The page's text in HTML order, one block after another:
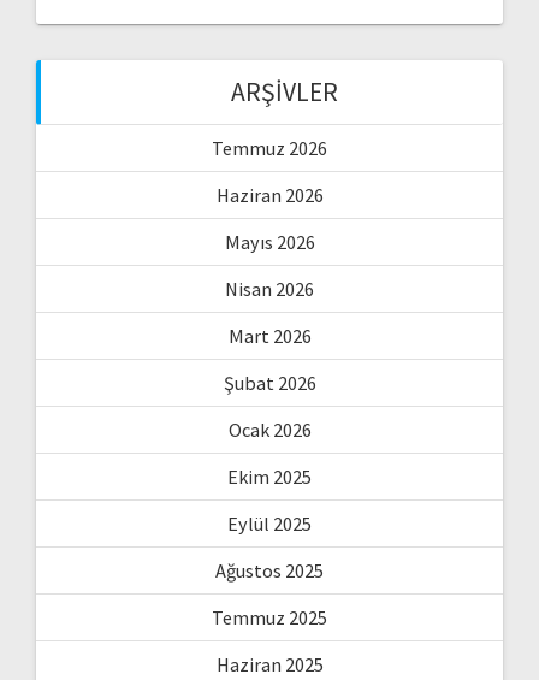
ARŞIVLER
Temmuz 2026
Haziran 2026
Mayıs 2026
Nisan 2026
Mart 2026
Şubat 2026
Ocak 2026
Ekim 2025
Eylül 2025
Ağustos 2025
Temmuz 2025
Haziran 2025